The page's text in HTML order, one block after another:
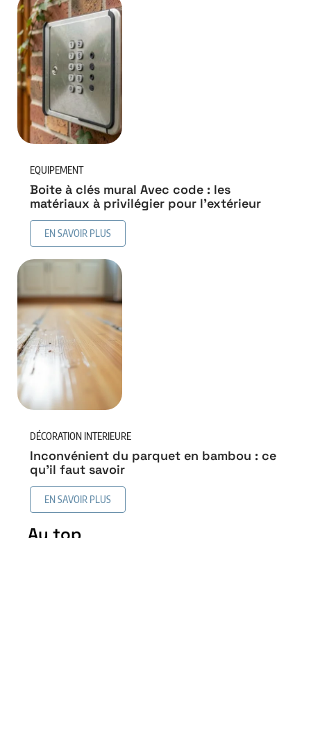
EQUIPEMENT
Boite à clés mural Avec code : les
matériaux à privilégier pour l’extérieur
EN SAVOIR PLUS
DÉCORATION INTERIEURE
Inconvénient du parquet en bambou : ce
qu’il faut savoir
EN SAVOIR PLUS
Au top